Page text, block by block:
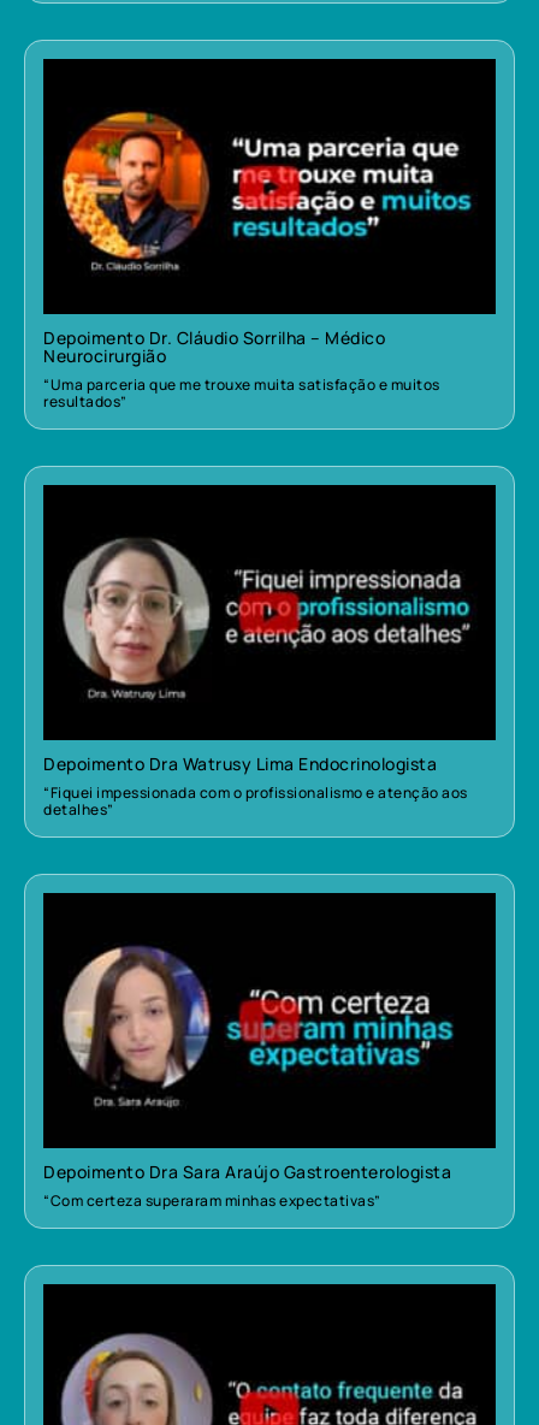
Depoimento Dr. Cláudio Sorrilha – Médico
Neurocirurgião
“Uma parceria que me trouxe muita satisfação e muitos
resultados”
Depoimento Dra Watrusy Lima Endocrinologista
“Fiquei impessionada com o profissionalismo e atenção aos
detalhes”
Depoimento Dra Sara Araújo Gastroenterologista
“Com certeza superaram minhas expectativas”